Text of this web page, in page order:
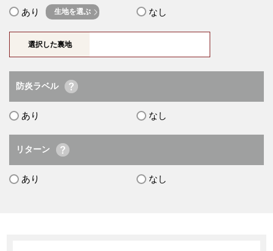
あり 生地を選ぶ なし
選択した裏地
防炎ラベル
あり なし
リターン
あり なし